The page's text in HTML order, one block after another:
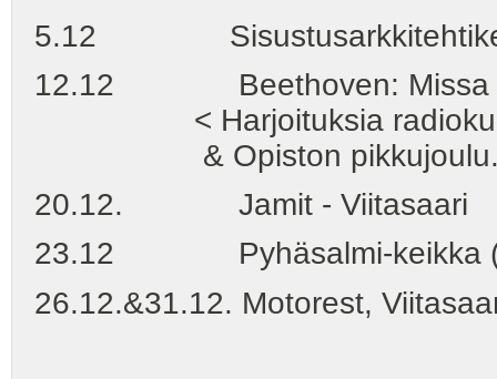
5.12
12.12 Beethoven: Missa
< Harjoituksia
& Opiston
20.12. Jamit - Viitasaari
23.12 Pyhäsalmi-keikka
26.12.&31.12. Motorest,